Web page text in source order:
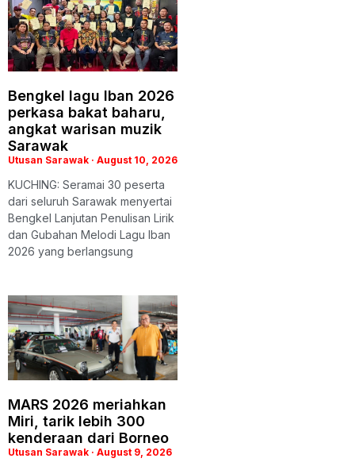
Bengkel lagu Iban 2026
perkasa bakat baharu,
angkat warisan muzik
Sarawak
Utusan Sarawak August 10, 2026
KUCHING: Seramai 30 peserta
dari seluruh Sarawak menyertai
Bengkel Lanjutan Penulisan Lirik
dan Gubahan Melodi Lagu Iban
2026 yang berlangsung
MARS 2026 meriahkan
Miri, tarik lebih 300
kenderaan dari Borneo
Utusan Sarawak August 9, 2026